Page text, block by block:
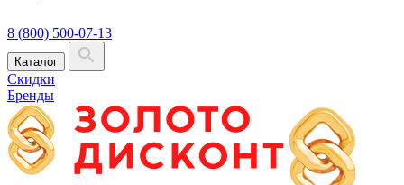
8 (800) 500-07-13
Каталог
Скидки
Бренды